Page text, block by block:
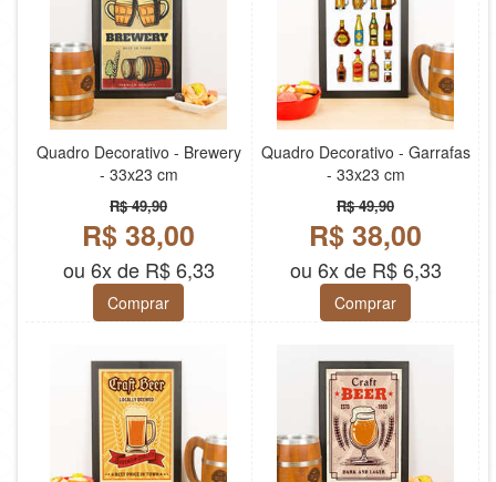
Quadro Decorativo - Brewery
- 33x23 cm
R$ 49,90
R$ 38,00
ou 6x de R$ 6,33
Comprar
Quadro Decorativo - Garrafas
- 33x23 cm
R$ 49,90
R$ 38,00
ou 6x de R$ 6,33
Comprar